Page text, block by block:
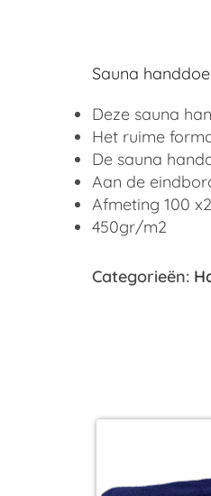
Sauna
Deze sauna
Het ruime
De sauna
Aan de
Afmeting 100
450gr/m2
Categorieën: